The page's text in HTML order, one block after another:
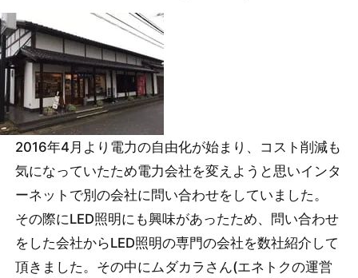
2016年4月より電力の自由化が始まり、コスト削減も
気になっていたため電力会社を変えようと思いインタ
ーネットで別の会社に問い合わせをしていました。
その際にLED照明にも興味があったため、問い合わせ
をした会社からLED照明の専門の会社を数社紹介して
頂きました。その中にムダカラさん(エネトクの運営